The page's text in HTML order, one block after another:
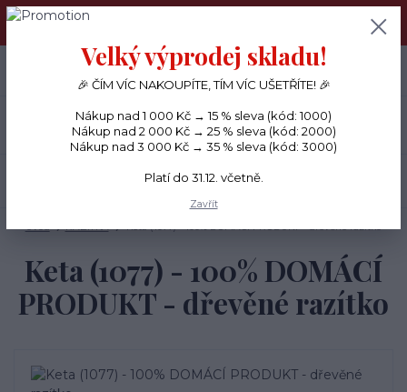
PŘÁNÍČKA a PAPÍROVÉ DÁRKY odesílám každý den, KREATIVNÍ
Menu
CZK
+420 734 380 930
(Po-Ne, 8-20 hod.)
Keta (1077) - 100% DOMÁCÍ
PRODUKT - dřevěné razítko
Velký výprodej skladu!
🎉 ČÍM VÍC NAKOUPÍTE, TÍM VÍC UŠETŘÍTE! 🎉
Nákup nad 1 000 Kč → 15 % sleva (kód: 1000)
Nákup nad 2 000 Kč → 25 % sleva (kód: 2000)
Nákup nad 3 000 Kč → 35 % sleva (kód: 3000)
Platí do 31.12. včetně.
Zavřít